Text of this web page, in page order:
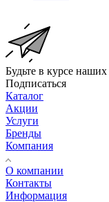
Будьте в курсе
Подписаться
Каталог
Акции
Услуги
Бренды
Компания
О компании
Контакты
Информация